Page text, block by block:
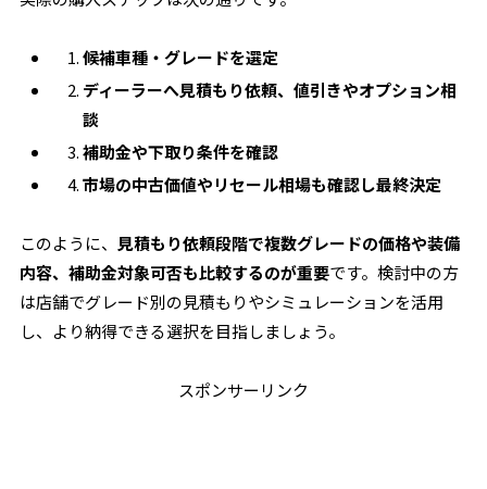
候補車種・グレードを選定
ディーラーへ見積もり依頼、値引きやオプション相
談
補助金や下取り条件を確認
市場の中古価値やリセール相場も確認し最終決定
このように、 見積もり依頼段階で複数グレードの価格や装備
内容、補助金対象可否も比較するのが重要です。検討中の方
は店舗でグレード別の見積もりやシミュレーションを活用
し、より納得できる選択を目指しましょう。
スポンサーリンク